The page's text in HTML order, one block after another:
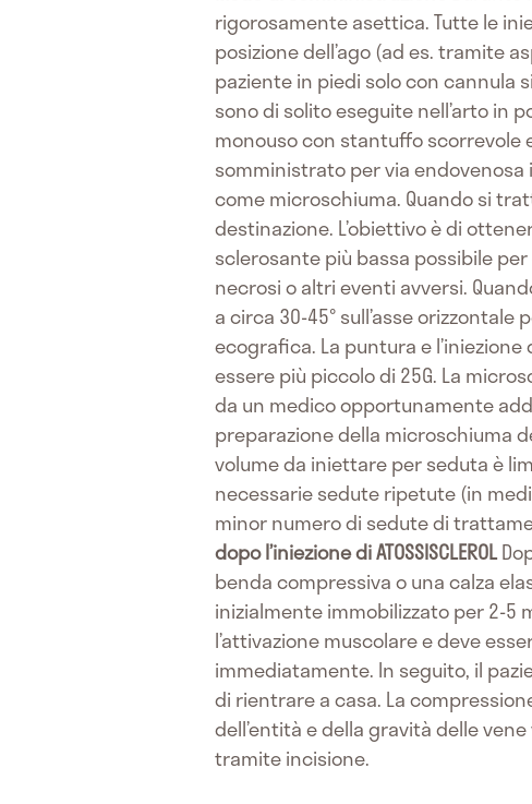
rigorosamente asettica. Tutte le
posizione dell’ago (ad es. tramite
paziente in piedi solo con cannula
sono di solito eseguite nell’arto in
monouso con stantuffo scorrevole e
somministrato per via
come microschiuma. Quando si
destinazione. L’obiettivo è di
sclerosante più bassa possibile
necrosi o altri eventi avversi.
a circa 30-45° sull’asse
ecografica. La puntura e
essere più piccolo di 25G. La
da un medico opportunamente
preparazione della microschiuma
volume da iniettare per seduta è
necessarie sedute ripetute (in
minor numero di sedute di
dopo l’iniezione di ATOSSISCLEROL
benda compressiva o una calza
inizialmente immobilizzato per 2-5
l’attivazione muscolare e deve
immediatamente. In seguito, il
di rientrare a casa. La
dell’entità e della gravità delle
tramite incisione.